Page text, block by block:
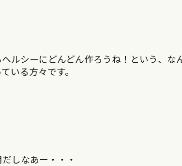
ルシーにどんどん作ろうね！という、な
いる方々です。
しなあー・・・